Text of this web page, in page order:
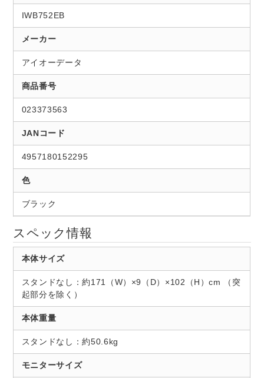
IWB752EB
メーカー
アイオーデータ
商品番号
023373563
JANコード
4957180152295
色
ブラック
スペック情報
本体サイズ
スタンドなし：約171（W）×9（D）×102（H）cm （突
起部分を除く）
本体重量
スタンドなし：約50.6kg
モニターサイズ